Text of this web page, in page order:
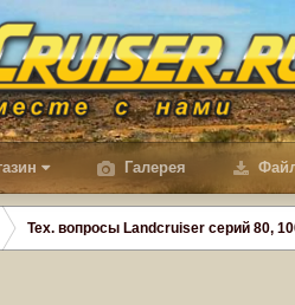
Галерея
Тех. вопросы Landcruiser серий 80,